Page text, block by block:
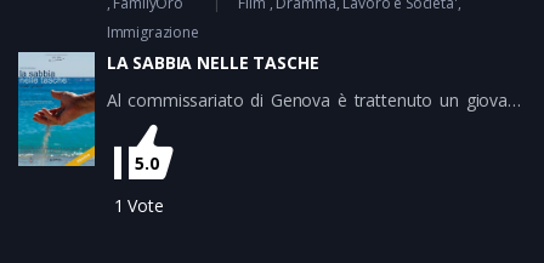
Immigrazione
LA SABBIA NELLE TASCHE
Al commissariato di Genova è trattenuto un giovane
marocchino, accusato di furto in un centro
commerciale della città. Il suo nome è Abdel Rahim ed
è uno dei tanti clandestini arrivati in Italia dopo un
lungo camminare attraverso un'Europa che se a tratti
5.0
1 Vote